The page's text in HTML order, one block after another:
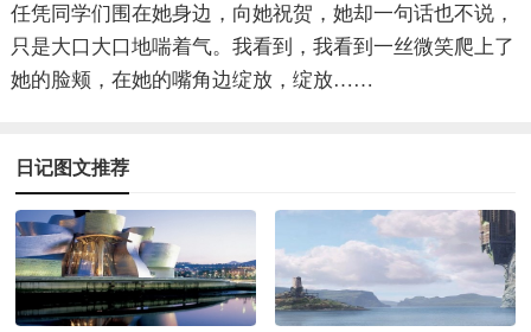
任凭同学们围在她身边，向她祝贺，她却一句话也不说，
只是大口大口地喘着气。我看到，我看到一丝微笑爬上了
她的脸颊，在她的嘴角边绽放，绽放……
日记图文推荐